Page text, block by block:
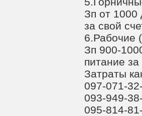
Зп от 1000
за свой
6.Рабочие
Зп 900-
питание
Затраты
097-071-
093-949-
095-814-